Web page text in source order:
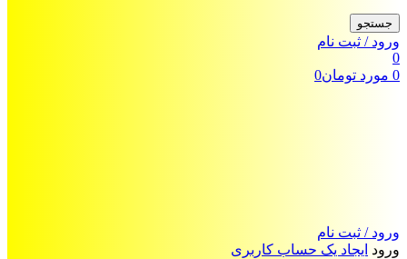
جستجو
ورود / ثبت نام
0
0 مورد تومان0
ورود / ثبت نام
ورود ایجاد یک حساب کاربری